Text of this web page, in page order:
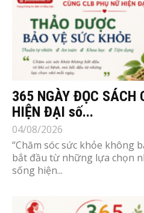
365 NGÀY ĐỌC SÁCH
HIỆN ĐẠI số...
04/08/2026
“Chăm sóc sức khỏe không
bắt đầu từ những lựa chọn
sống hiện...